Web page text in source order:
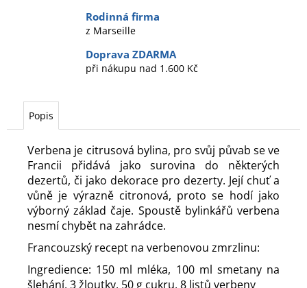
Rodinná firma
z Marseille
Doprava ZDARMA
při nákupu nad 1.600 Kč
Popis
Verbena je citrusová bylina, pro svůj půvab se ve
Francii přidává jako surovina do některých
dezertů, či jako dekorace pro dezerty. Její chuť a
vůně je výrazně citronová, proto se hodí jako
výborný základ čaje. Spoustě bylinkářů verbena
nesmí chybět na zahrádce.
Francouzský recept na verbenovou zmrzlinu:
Ingredience: 150 ml mléka, 100 ml smetany na
šlehání, 3 žloutky, 50 g cukru, 8 listů verbeny